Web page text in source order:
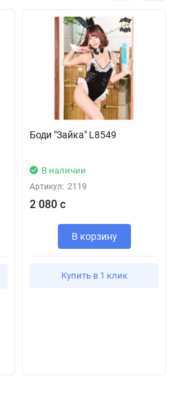
Боди "Зайка" L8549
В наличии
Артикул: 2119
2 080 с
В корзину
Купить в 1 клик